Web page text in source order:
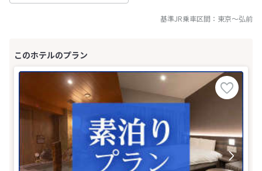
基準JR乗車区間： 東京～弘前